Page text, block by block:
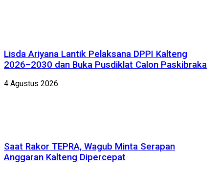
Lisda Ariyana Lantik Pelaksana DPPI Kalteng
2026–2030 dan Buka Pusdiklat Calon Paskibraka
4 Agustus 2026
Saat Rakor TEPRA, Wagub Minta Serapan
Anggaran Kalteng Dipercepat